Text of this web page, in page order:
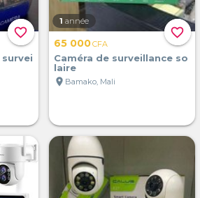
favorite_border favorite_border
1 année
65 000CFA
Caméra de surveillance so
laire
location_on Bamako, Mali